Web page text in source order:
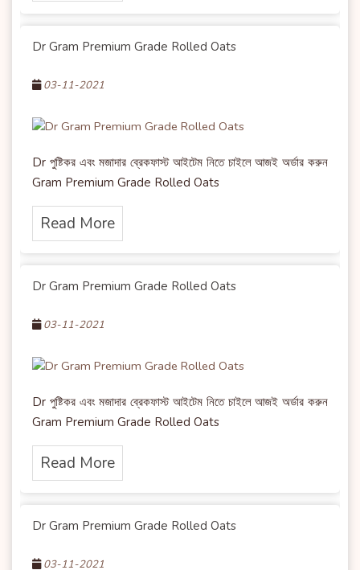
Dr Gram Premium Grade Rolled Oats
03-11-2021
Dr পুষ্টিকর এবং মজাদার ব্রেকফাস্ট আইটেম নিতে চাইলে আজই অর্ডার করুন
Gram Premium Grade Rolled Oats
Read More
Dr Gram Premium Grade Rolled Oats
03-11-2021
Dr পুষ্টিকর এবং মজাদার ব্রেকফাস্ট আইটেম নিতে চাইলে আজই অর্ডার করুন
Gram Premium Grade Rolled Oats
Read More
Dr Gram Premium Grade Rolled Oats
03-11-2021